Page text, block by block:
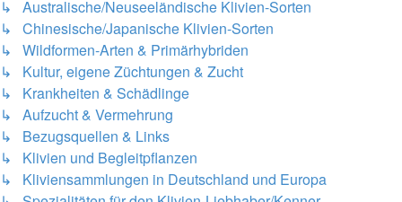
↳ Australische/Neuseeländische Klivien-Sorten
↳ Chinesische/Japanische Klivien-Sorten
↳ Wildformen-Arten & Primärhybriden
↳ Kultur, eigene Züchtungen & Zucht
↳ Krankheiten & Schädlinge
↳ Aufzucht & Vermehrung
↳ Bezugsquellen & Links
↳ Klivien und Begleitpflanzen
↳ Kliviensammlungen in Deutschland und Europa